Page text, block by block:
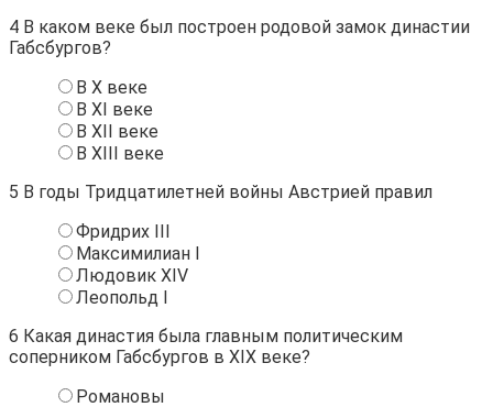
4 В каком веке был построен родовой замок династии
Габсбургов?
В X веке
В XI веке
В XII веке
В XIII веке
5 В годы Тридцатилетней войны Австрией правил
Фридрих III
Максимилиан I
Людовик XIV
Леопольд I
6 Какая династия была главным политическим
соперником Габсбургов в XIX веке?
Романовы